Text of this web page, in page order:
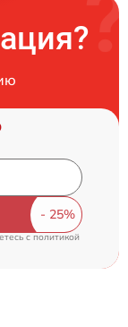
c политикой